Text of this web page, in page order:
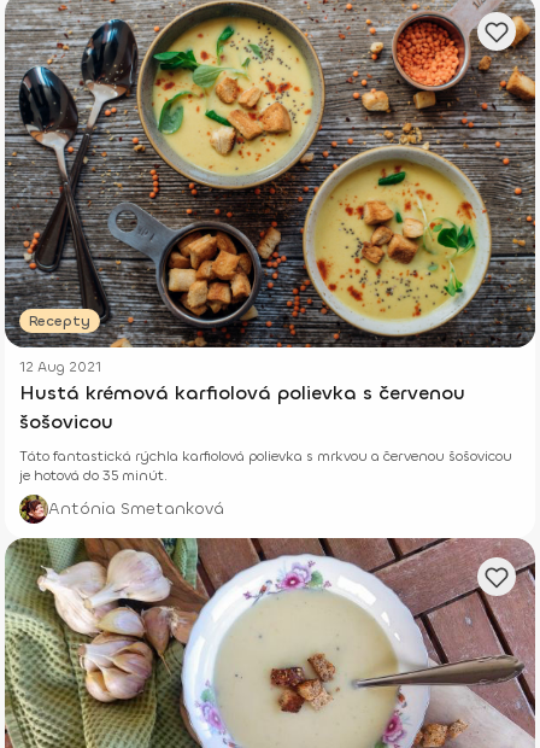
Recepty
12 Aug 2021
Hustá krémová karfiolová polievka s červenou
šošovicou
Táto fantastická rýchla karfiolová polievka s mrkvou a červenou šošovicou
je hotová do 35 minút.
Antónia Smetanková